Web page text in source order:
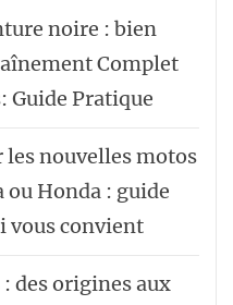
noire : bien
Complet
Guide Pratique
les nouvelles motos
ou Honda : guide
vous convient
des origines aux